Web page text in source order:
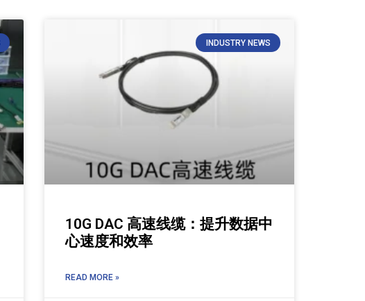
INDUSTRY NEWS
10G DAC 高速线缆：提升数据中
心速度和效率
READ MORE »